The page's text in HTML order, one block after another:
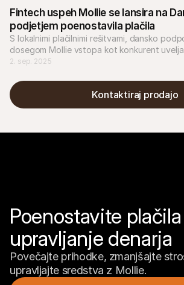
Fintech uspeh Mollie se lansira na
podjetjem poenostavila plačila
S lokalnimi plačilnimi rešitvami, dansko
dosegom Mollie vstopa kot konkurent
kot je Nets.
2. sep. 2025
Kontaktiraj prodajo
Poenostavite
upravljanje denarja
Povečajte prihodke, zmanjšajte
upravljajte sredstva z Mollie.